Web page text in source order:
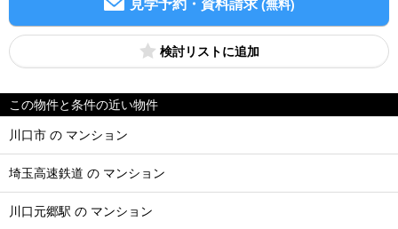
見学予約・資料請求 (無料)
検討リスト
この物件と条件の近い物件
川口市 の マンション
埼玉高速鉄道 の マンション
川口元郷駅 の マンション